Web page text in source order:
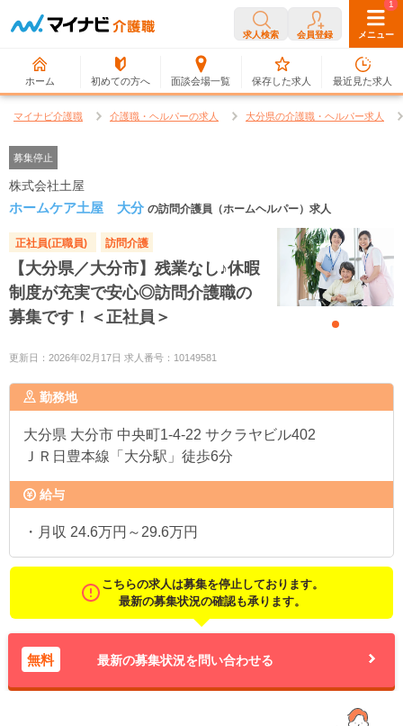
求人検索 会員登録 メニュー
ホーム 初めての方へ 面談会場一覧
0
保存した求人
1
最近見た求人
マイナビ介護職 介護職・ヘルパーの求人 大分県の介護職・ヘルパー求人
募集停止
株式会社土屋
ホームケア土屋 大分 の訪問介護員（ホームヘルパー）求人
正社員(正職員) 訪問介護
【大分県／大分市】残業なし♪休暇
制度が充実で安心◎訪問介護職の
募集です！＜正社員＞
更新日：2026年02月17日 求人番号：10149581
勤務地
大分県 大分市 中央町1‐4-22 サクラヤビル402
ＪＲ日豊本線「大分駅」徒歩6分
給与
・月収 24.6万円～29.6万円
こちらの求人は募集を停止しております。
最新の募集状況の確認も承ります。
無料 最新の募集状況を問い合わせる